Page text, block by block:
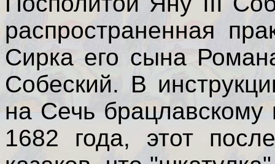
распространенная
Сирка его сына
Собеский. В
на Сечь
1682 года, этот